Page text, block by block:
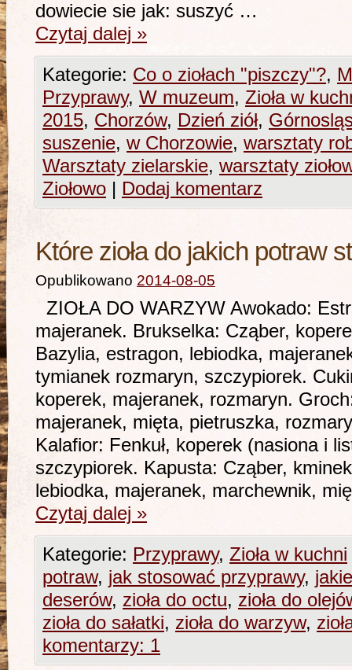
dowiecie sie jak: suszyć …
Czytaj dalej »
Kategorie: Co o ziołach "piszczy"?,
Przyprawy, W muzeum, Zioła w
2015, Chorzów, Dzień ziół,
suszenie, w Chorzowie, warsztaty
Warsztaty zielarskie, warsztaty
Ziołowo | Dodaj komentarz
Które zioła do jakich potraw
Opublikowano 2014-08-05
ZIOŁA DO WARZYW Awokado:
majeranek. Brukselka: Cząber,
Bazylia, estragon, lebiodka,
tymianek rozmaryn, szczypiorek.
koperek, majeranek, rozmaryn.
majeranek, mięta, pietruszka,
Kalafior: Fenkuł, koperek (nasiona i
szczypiorek. Kapusta: Cząber,
lebiodka, majeranek, marchewnik,
Czytaj dalej »
Kategorie: Przyprawy, Zioła w kuchni
potraw, jak stosować przyprawy,
deserów, zioła do octu, zioła do
zioła do sałatki, zioła do warzyw,
komentarzy: 1